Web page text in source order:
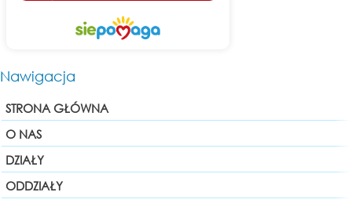
Nawigacja
STRONA GŁÓWNA
O NAS
DZIAŁY
ODDZIAŁY